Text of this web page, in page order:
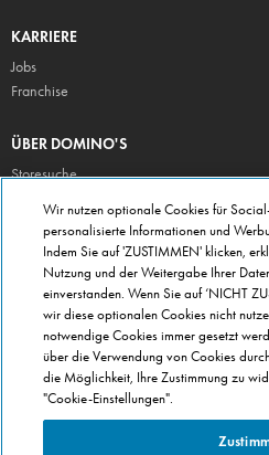
KARRIERE
Jobs
Franchise
ÜBER DOMINO'S
Storesuche
Presse
Domino's App
Unternehmen
Geschenkgutscheine
Cookie Einstellungen
Datenschutz
Allgemeine Geschäftsbedingungen
Wir nutzen optionale Cookies für
personalisierte Informationen und
Indem Sie auf 'ZUSTIMMEN' klicken,
Nutzung und der Weitergabe Ihrer
einverstanden. Wenn Sie auf ‘NICHT
wir diese optionalen Cookies nicht
notwendige Cookies immer gesetzt
über die Verwendung von Cookies
die Möglichkeit, Ihre Zustimmung zu
"Cookie-Einstellungen".